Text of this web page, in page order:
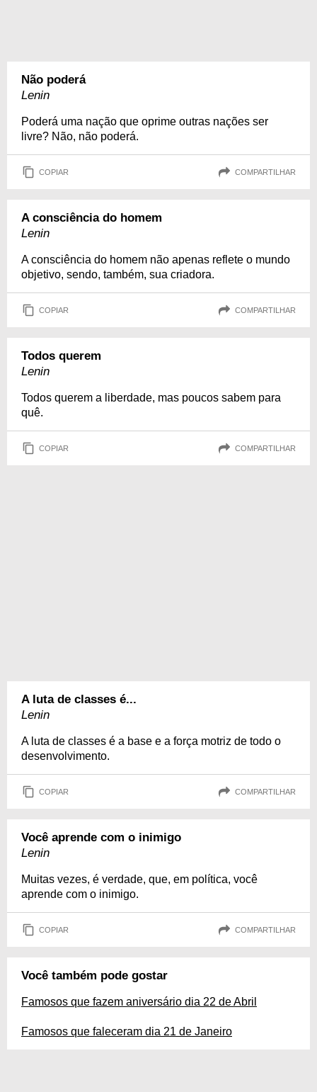
Não poderá
Lenin
Poderá uma nação que oprime outras nações ser
livre? Não, não poderá.
COPIAR COMPARTILHAR
A consciência do homem
Lenin
A consciência do homem não apenas reflete o mundo
objetivo, sendo, também, sua criadora.
COPIAR COMPARTILHAR
Todos querem
Lenin
Todos querem a liberdade, mas poucos sabem para
quê.
COPIAR COMPARTILHAR
A luta de classes é...
Lenin
A luta de classes é a base e a força motriz de todo o
desenvolvimento.
COPIAR COMPARTILHAR
Você aprende com o inimigo
Lenin
Muitas vezes, é verdade, que, em política, você
aprende com o inimigo.
COPIAR COMPARTILHAR
Você também pode gostar
Famosos que fazem aniversário dia 22 de Abril
Famosos que faleceram dia 21 de Janeiro